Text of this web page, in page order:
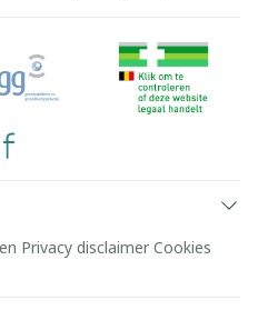
Privacy disclaimer Cookies